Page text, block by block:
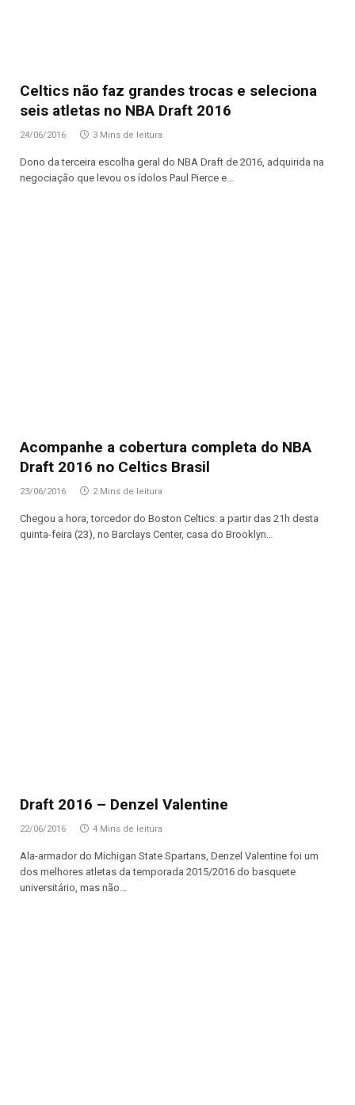
Celtics não faz grandes trocas e seleciona
seis atletas no NBA Draft 2016
24/06/2016 3 Mins de leitura
Dono da terceira escolha geral do NBA Draft de 2016, adquirida na
negociação que levou os ídolos Paul Pierce e…
Acompanhe a cobertura completa do NBA
Draft 2016 no Celtics Brasil
23/06/2016 2 Mins de leitura
Chegou a hora, torcedor do Boston Celtics: a partir das 21h desta
quinta-feira (23), no Barclays Center, casa do Brooklyn…
Draft 2016 – Denzel Valentine
22/06/2016 4 Mins de leitura
Ala-armador do Michigan State Spartans, Denzel Valentine foi um
dos melhores atletas da temporada 2015/2016 do basquete
universitário, mas não…